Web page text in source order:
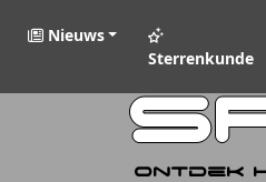
Nieuws
Sterrenkunde
Ontdek